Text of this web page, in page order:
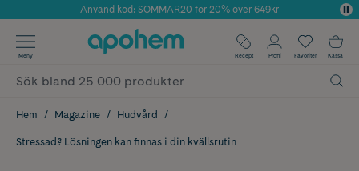
Årets Butik 2025 inom Skönhet
Använd kod: SOMMAR20 för 20% över 649kr
✓ Fri frakt
✓ Poäng på alla köp*
Meny Recept Profil Favoriter Kassa
Hem Magazine Hudvård
Stressad? Lösningen kan finnas i din kvällsrutin